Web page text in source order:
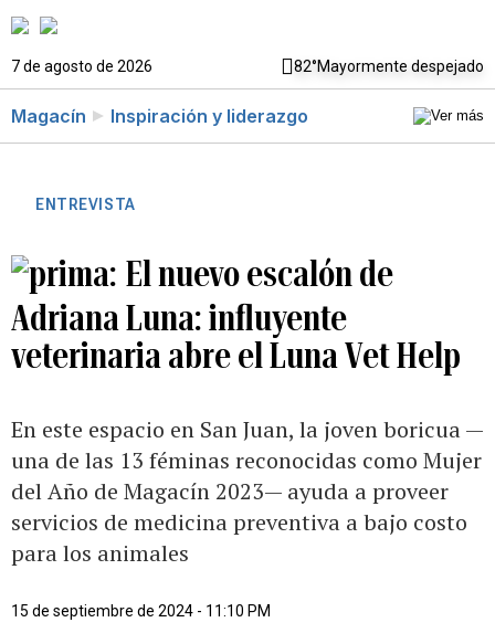
7 de agosto de 2026 82°Mayormente despejado
Magacín Inspiración y liderazgo
ENTREVISTA
El nuevo escalón de
Adriana Luna: influyente
veterinaria abre el Luna Vet Help
En este espacio en San Juan, la joven boricua —
una de las 13 féminas reconocidas como Mujer
del Año de Magacín 2023— ayuda a proveer
servicios de medicina preventiva a bajo costo
para los animales
15 de septiembre de 2024 - 11:10 PM